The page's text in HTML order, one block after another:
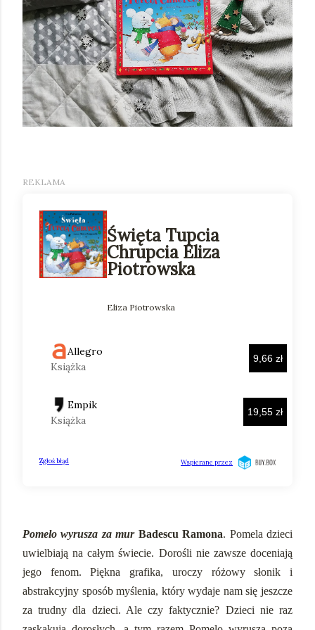
Pomelo wyrusza za murBadescu Ramona. Pomela dzieci
uwielbiają na całym świecie. Dorośli nie zawsze doceniają
jego fenom. Piękna grafika, uroczy różowy słonik i
abstrakcyjny sposób myślenia, który wydaje nam się jeszcze
za trudny dla dzieci. Ale czy faktycznie? Dzieci nie raz